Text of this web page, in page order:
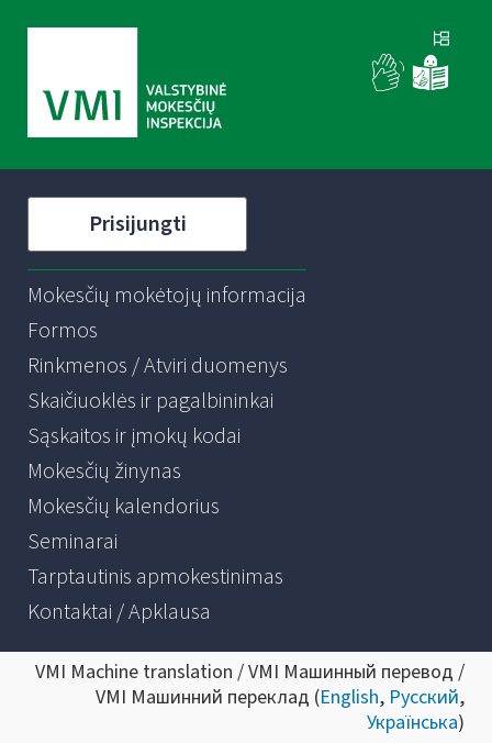
Prisijungti
Mokesčių mokėtojų informacija
Formos
Rinkmenos / Atviri duomenys
Skaičiuoklės ir pagalbininkai
Sąskaitos ir įmokų kodai
Mokesčių žinynas
Mokesčių kalendorius
Seminarai
Tarptautinis apmokestinimas
Kontaktai / Apklausa
VMI Machine translation / VMI Машинный перевод /
VMI Машинний переклад (English, Русский,
Українська)